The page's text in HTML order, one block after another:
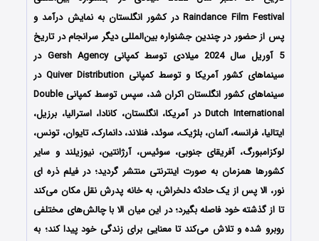
Raindance Film Festival در کشور انگلستان به نمایش درآمد و
پس از حضور در چندین جشنواره بین‌المللی دیگر سرانجام در تاریخ
5 آوریل سال 2024 میلادی توسط کمپانی‌‌ Gersh Agency در
سینماهای کشور آمریکا و توسط کمپانی Quiver Distribution در
سینماهای کشور انگلستان اکران شد، سپس توسط کمپانی Double
Dutch International در آمریکا، انگلستان، کانادا، استرالیا، برزیل،
ایتالیا، فرانسه، آلمان، بلژیک، سوئد، فنلاند، دانمارک، تایوان، تونس،
لوکزامبورگ، آفریقای جنوبی، سوئیس، آرژانتین، نیوزیلند و سایر
کشورها همزمان به صورت اینترنتی منتشر گردید؛ در فیلم ذره ای
نور، الا پس از یک حادثه دلخراش، به خانه پدرش نقل مکان می‌کند
تا از گذشته خود فاصله بگیرد؛ در این میان الا با چالش‌های مختلفی
روبرو شده و تلاش می‌کند تا معنایی برای زندگی خود پیدا کند؛ به